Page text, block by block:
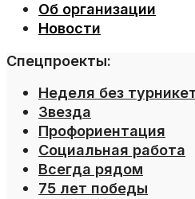
Об организации
Новости
Спецпроекты:
Неделя без
Звезда
Профориентация
Социальная работа
Всегда рядом
75 лет победы